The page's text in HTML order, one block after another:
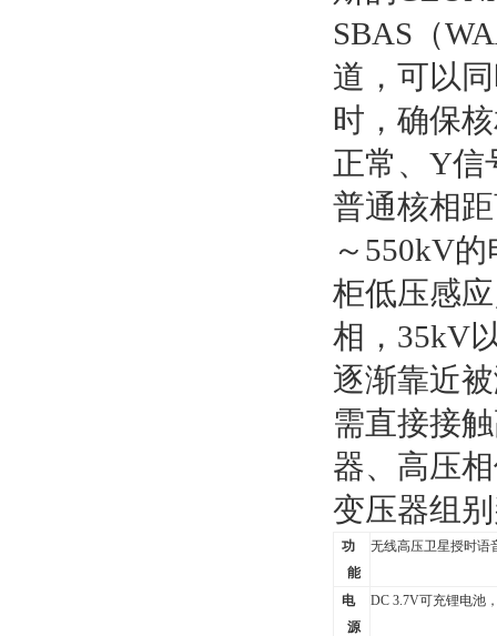
SBAS（
道，可以
时，确保
正常、Y信
普通核相
～550kV
柜低压感
相，35kV
逐渐靠近
需直接接
器、高压
变压器组
功
能
无线高压卫星授时语
电
源
DC 3.7V可充锂电池